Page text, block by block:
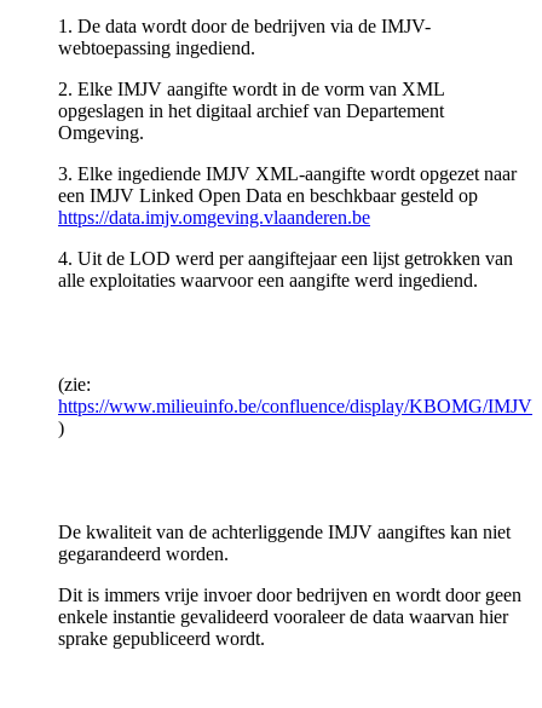
1. De data wordt door de bedrijven via de IMJV-
webtoepassing ingediend.
2. Elke IMJV aangifte wordt in de vorm van XML
opgeslagen in het digitaal archief van Departement
Omgeving.
3. Elke ingediende IMJV XML-aangifte wordt opgezet naar
een IMJV Linked Open Data en beschkbaar gesteld op
https://data.imjv.omgeving.vlaanderen.be
4. Uit de LOD werd per aangiftejaar een lijst getrokken van
alle exploitaties waarvoor een aangifte werd ingediend.
(zie:
https://www.milieuinfo.be/confluence/display/KBOMG/IMJV
)
De kwaliteit van de achterliggende IMJV aangiftes kan niet
gegarandeerd worden.
Dit is immers vrije invoer door bedrijven en wordt door geen
enkele instantie gevalideerd vooraleer de data waarvan hier
sprake gepubliceerd wordt.